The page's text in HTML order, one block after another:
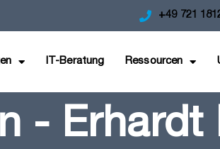
+49 721
IT-Beratung Ressourcen
- Erhardt